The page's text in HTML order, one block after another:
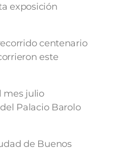
exposición
centenario
este
mes julio
Palacio Barolo
de Buenos